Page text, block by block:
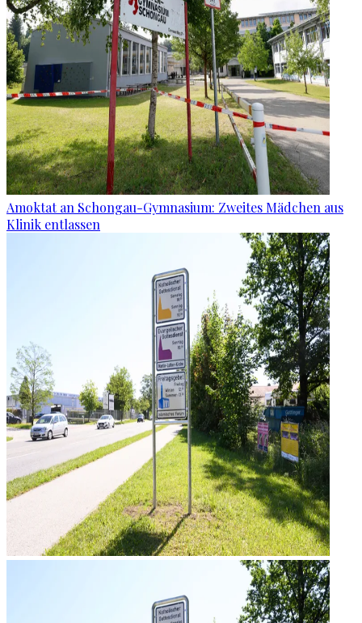
Amoktat an Schongau-Gymnasium: Zweites Mädchen aus
Klinik entlassen